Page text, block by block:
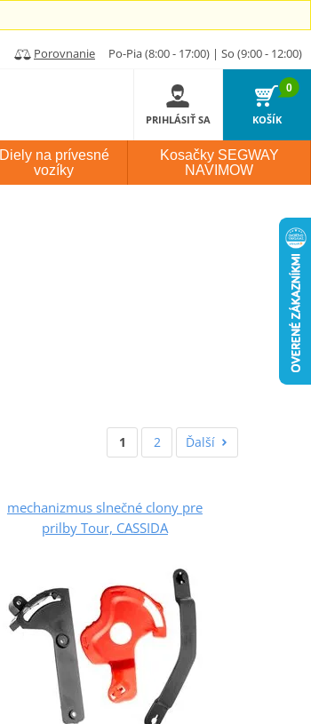
Porovnanie Po-Pia (8:00 - 17:00) | So (9:00 - 12:00)
PRIHLÁSIŤ SA
0
KOŠÍK
Diely na prívesné
vozíky
Kosačky SEGWAY
NAVIMOW
1 2 Ďalší
mechanizmus slnečné clony pre
prilby Tour, CASSIDA